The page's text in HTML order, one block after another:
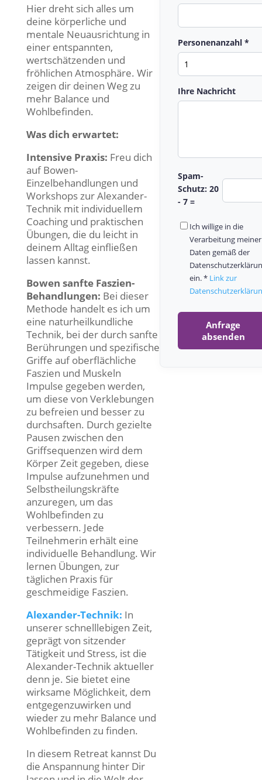
Hier dreht sich alles um
deine körperliche und
mentale Neuausrichtung in
einer entspannten,
wertschätzenden und
fröhlichen Atmosphäre. Wir
zeigen dir deinen Weg zu
mehr Balance und
Wohlbefinden.
Was dich erwartet:
Intensive Praxis: Freu dich
auf Bowen-
Einzelbehandlungen und
Workshops zur Alexander-
Technik mit individuellem
Coaching und praktischen
Übungen, die du leicht in
deinem Alltag einfließen
lassen kannst.
Bowen sanfte Faszien-
Behandlungen: Bei dieser
Methode handelt es ich um
eine naturheilkundliche
Technik, bei der durch sanfte
Berührungen und spezifische
Griffe auf oberflächliche
Faszien und Muskeln
Impulse gegeben werden,
um diese von Verklebungen
zu befreien und besser zu
durchsaften. Durch gezielte
Pausen zwischen den
Griffsequenzen wird dem
Körper Zeit gegeben, diese
Impulse aufzunehmen und
Selbstheilungskräfte
anzuregen, um das
Wohlbefinden zu
verbessern. Jede
Teilnehmerin erhält eine
individuelle Behandlung. Wir
lernen Übungen, zur
täglichen Praxis für
geschmeidige Faszien.
Alexander-Technik: In
unserer schnelllebigen Zeit,
geprägt von sitzender
Tätigkeit und Stress, ist die
Alexander-Technik aktueller
denn je. Sie bietet eine
wirksame Möglichkeit, dem
entgegenzuwirken und
wieder zu mehr Balance und
Wohlbefinden zu finden.
In diesem Retreat kannst Du
die Anspannung hinter Dir
Personenanzahl *
Ihre Nachricht
Spam-
Schutz: 20
- 7 =
Ich willige in die
Verarbeitung meiner
Daten gemäß der
ein. * Link zur
Anfrage
absenden